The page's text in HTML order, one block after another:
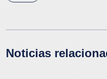
Noticias